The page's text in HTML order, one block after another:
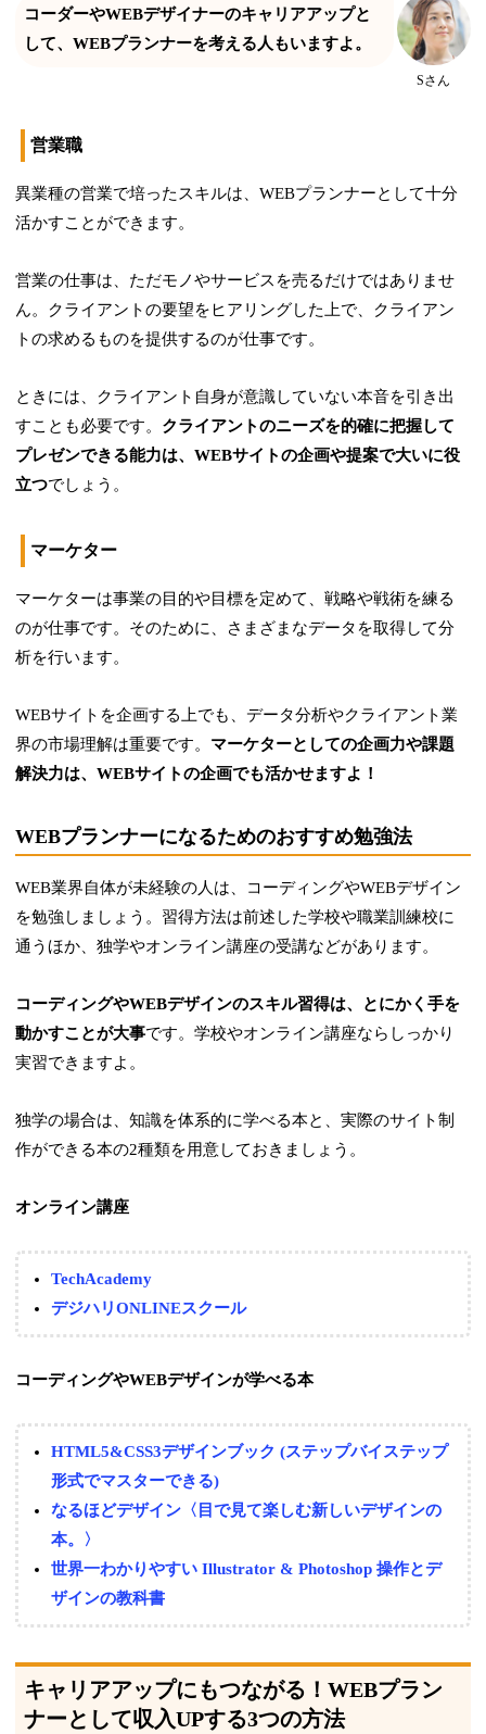
コーダーやWEBデザイナーのキャリアアップと
して、WEBプランナーを考える人もいますよ。
Sさん
営業職
異業種の営業で培ったスキルは、WEBプランナーとして十分
活かすことができます。
営業の仕事は、ただモノやサービスを売るだけではありませ
ん。クライアントの要望をヒアリングした上で、クライアン
トの求めるものを提供するのが仕事です。
ときには、クライアント自身が意識していない本音を引き出
すことも必要です。 クライアントのニーズを的確に把握して
プレゼンできる能力は、WEBサイトの企画や提案で大いに役
立つでしょう。
マーケター
マーケターは事業の目的や目標を定めて、戦略や戦術を練る
のが仕事です。そのために、さまざまなデータを取得して分
析を行います。
WEBサイトを企画する上でも、データ分析やクライアント業
界の市場理解は重要です。 マーケターとしての企画力や課題
解決力は、WEBサイトの企画でも活かせますよ！
WEBプランナーになるためのおすすめ勉強法
WEB業界自体が未経験の人は、コーディングやWEBデザイン
を勉強しましょう。習得方法は前述した学校や職業訓練校に
通うほか、独学やオンライン講座の受講などがあります。
コーディングやWEBデザインのスキル習得は、とにかく手を
動かすことが大事です。学校やオンライン講座ならしっかり
実習できますよ。
独学の場合は、知識を体系的に学べる本と、実際のサイト制
作ができる本の2種類を用意しておきましょう。
オンライン講座
TechAcademy
デジハリONLINEスクール
コーディングやWEBデザインが学べる本
HTML5&CSS3デザインブック (ステップバイステップ
形式でマスターできる)
なるほどデザイン〈目で見て楽しむ新しいデザインの
本。〉
世界一わかりやすい Illustrator & Photoshop 操作とデ
ザインの教科書
キャリアアップにもつながる！WEBプラン
ナーとして収入UPする3つの方法